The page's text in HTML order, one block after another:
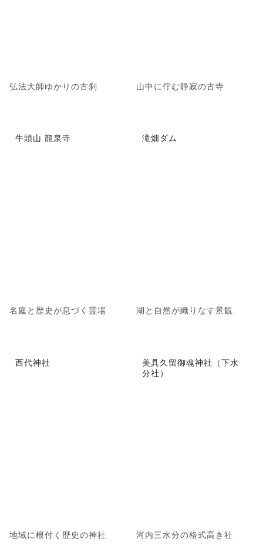
弘法大師ゆかりの古刹 山中に佇む静寂の古寺
牛頭山 龍泉寺
名庭と歴史が息づく霊場
滝畑ダム
湖と自然が織りなす景観
西代神社
地域に根付く歴史の神社
美具久留御魂神社（下水
分社）
河内三水分の格式高き社